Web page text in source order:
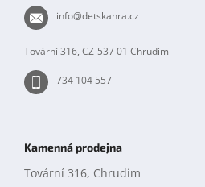
info@detskahra.cz
Tovární 316, CZ-537 01 Chrudim
734 104 557
Kamenná prodejna
Tovární 316, Chrudim